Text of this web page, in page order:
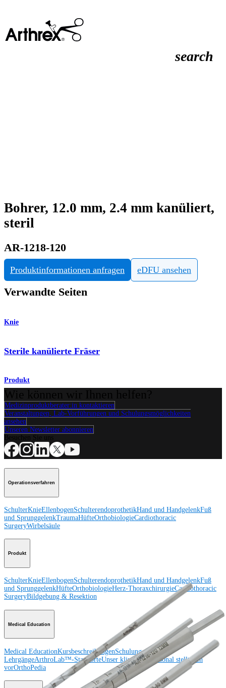
search
Bohrer, 12.0 mm, 2.4 mm kanüliert,
steril
AR-1218-120
Produktinformationen anfragen eDFU ansehen
Verwandte Seiten
Knie
Sterile kanülierte Fräser
Produkt
Medizinproduktberater:in kontaktieren
Veranstaltungen, Lab-Vorführungen und Schulungsmöglichkeiten
ansehen
Unseren Newsletter abonnieren
Operationsverfahren
SchulterKnieEllenbogenSchulterendoprothetikHand und HandgelenkFuß
und SprunggelenkTraumaHüfteOrthobiologieCardiothoracic
SurgeryWirbelsäule
Produkt
SchulterKnieEllenbogenSchulterendoprothetikHand und HandgelenkFuß
und SprunggelenkHüfteOrthobiologieHerz-ThoraxchirurgieCardiothoracic
SurgeryBildgebung & Resektion
Medical Education
Medical EducationKursbeschreibungenSchulungen &
LehrgängeArthroLab™-StandorteUnser klinisches Personal stellt sich
vorOrthoPedia